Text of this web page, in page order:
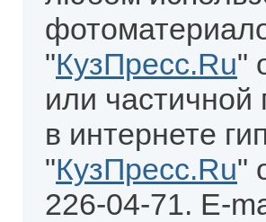
"КузПресс.Ru"
или частичной
в интернете
"КузПресс.Ru"
226-04-71. E-